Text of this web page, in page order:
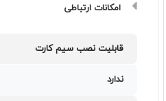
امکانات ارتباطی
قابلیت نصب سیم کارت
ندارد